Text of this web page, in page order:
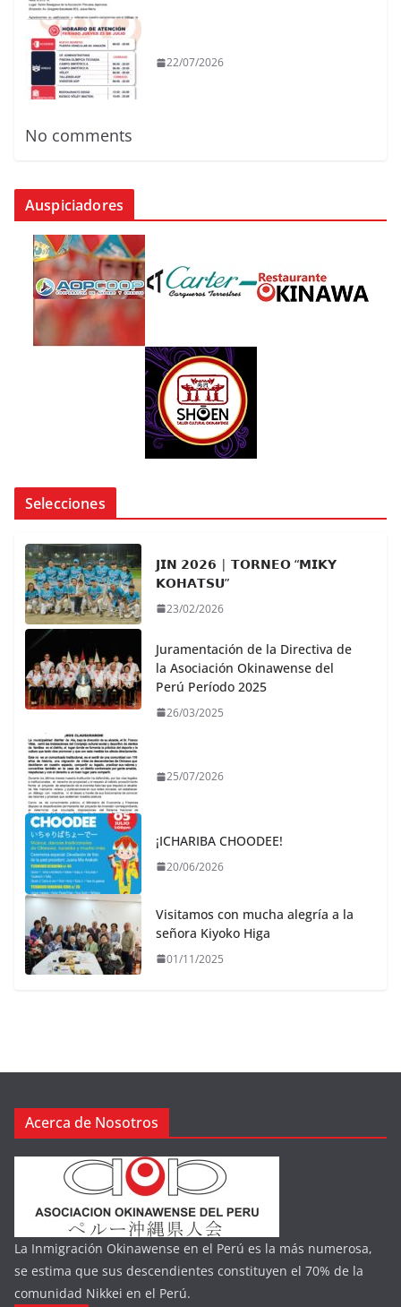
22/07/2026
No comments
Auspiciadores
Selecciones
𝗝𝗜𝗡 𝟮𝟬𝟮𝟲 | 𝗧𝗢𝗥𝗡𝗘𝗢 “𝗠𝗜𝗞𝗬
𝗞𝗢𝗛𝗔𝗧𝗦𝗨”
23/02/2026
Juramentación de la Directiva de
la Asociación Okinawense del
Perú Período 2025
26/03/2025
25/07/2026
¡ICHARIBA CHOODEE!
20/06/2026
Visitamos con mucha alegría a la
señora Kiyoko Higa
01/11/2025
Acerca de Nosotros
La Inmigración Okinawense en el Perú es la más numerosa,
se estima que sus descendientes constituyen el 70% de la
comunidad Nikkei en el Perú.